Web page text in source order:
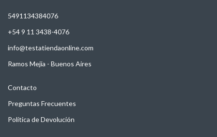
5491134384076
+54 9 11 3438-4076
info@testatiendaonline.com
Ramos Mejía - Buenos Aires
Contacto
Preguntas Frecuentes
Política de Devolución